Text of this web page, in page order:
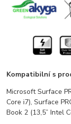
Kompatibilní s
Microsoft Surface
Core i7), Surface
Book 2 (13,5” Intel